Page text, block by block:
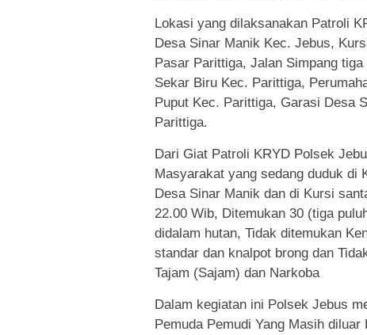
Lokasi yang dilaksanakan Patroli
Desa Sinar Manik Kec. Jebus,
Pasar Parittiga, Jalan Simpang
Sekar Biru Kec. Parittiga,
Puput Kec. Parittiga, Garasi Desa
Parittiga.
Dari Giat Patroli KRYD Polsek
Masyarakat yang sedang duduk di
Desa Sinar Manik dan di Kursi
22.00 Wib, Ditemukan 30 (tiga
didalam hutan, Tidak ditemukan
standar dan knalpot brong dan
Tajam (Sajam) dan Narkoba
Dalam kegiatan ini Polsek Jebus
Pemuda Pemudi Yang Masih